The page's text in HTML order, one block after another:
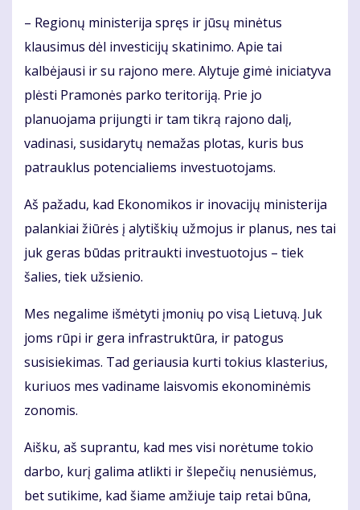
– Regionų ministerija spręs ir jūsų minėtus
klausimus dėl investicijų skatinimo. Apie tai
kalbėjausi ir su rajono mere. Alytuje gimė iniciatyva
plėsti Pramonės parko teritoriją. Prie jo
planuojama prijungti ir tam tikrą rajono dalį,
vadinasi, susidarytų nemažas plotas, kuris bus
patrauklus potencialiems investuotojams.
Aš pažadu, kad Ekonomikos ir inovacijų ministerija
palankiai žiūrės į alytiškių užmojus ir planus, nes tai
juk geras būdas pritraukti investuotojus – tiek
šalies, tiek užsienio.
Mes negalime išmėtyti įmonių po visą Lietuvą. Juk
joms rūpi ir gera infrastruktūra, ir patogus
susisiekimas. Tad geriausia kurti tokius klasterius,
kuriuos mes vadiname laisvomis ekonominėmis
zonomis.
Aišku, aš suprantu, kad mes visi norėtume tokio
darbo, kurį galima atlikti ir šlepečių nenusiėmus,
bet sutikime, kad šiame amžiuje taip retai būna,